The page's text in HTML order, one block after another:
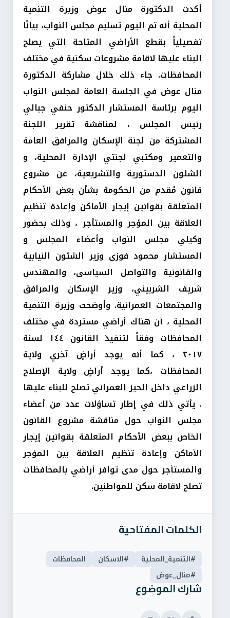
أكدت الدكتورة منال عوض وزيرة التنمية
المحلية أنه تم اليوم تسليم مجلس النواب، بيانًا
تفصيلياً بقطع الأراضي المتاحة التي يصلح
البناء عليها لاقامة مشروعات سكنية في مختلف
المحافظات. جاء ذلك خلال مشاركة الدكتورة
منال عوض في الجلسة العامة لمجلس النواب
اليوم برئاسة المستشار الدكتور حنفي جبالي
رئيس المجلس ، لمناقشة تقرير اللجنة
المشتركة من لجنة الإسكان والمرافق العامة
والتعمير ومكتبي لجنتي الإدارة المحلية، و
الشئون الدستورية والتشريعية، عن مشروع
قانون مُقدم من الحكومة بشأن بعض الأحكام
المتعلقة بقوانين إيجار الأماكن وإعادة تنظيم
العلاقة بين المؤجر والمستأجر ، وذلك بحضور
وكيلي مجلس النواب وأعضاء المجلس و
المستشار محمود فوزى وزير الشئون النيابية
والقانونية والتواصل السياسى، والمهندس
شريف الشربيني، وزير الإسكان والمرافق
والمجتمعات العمرانية. وأوضحت وزيرة التنمية
المحلية ، أن هناك أراضي مستردة في مختلف
المحافظات وفقاً لتنفيذ القانون ١٤٤ لسنة
٢٠١٧ ، كما أنه يوجد أراضٍ آخري ولاية
المحافظات ،كما يوجد أراضٍ ولاية الإصلاح
الزراعي داخل الحيز العمراني تصلح للبناء عليها
. يأتي ذلك في إطار تساؤلات عدد من أعضاء
مجلس النواب حول مناقشة مشروع القانون
الخاص ببعض الأحكام المتعلقة بقوانين إيجار
الأماكن وإعادة تنظيم العلاقة بين المؤجر
والمستأجر حول مدى توافر أراضي بالمحافظات
تصلح لاقامة سكن للمواطنين.
الكلمات المفتاحية
#التنمية_المحلية #الاسكان
المحافظات
#منال_عوض
شارك الموضوع